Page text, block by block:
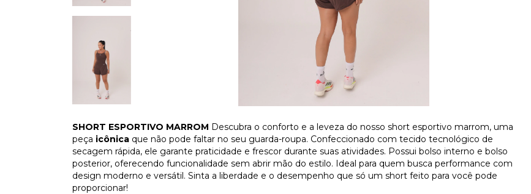
SHORT ESPORTIVO MARROM Descubra o conforto e a leveza do nosso short esportivo marrom, uma
peça icônica que não pode faltar no seu guarda-roupa. Confeccionado com tecido tecnológico de
secagem rápida, ele garante praticidade e frescor durante suas atividades. Possui bolso interno e bolso
posterior, oferecendo funcionalidade sem abrir mão do estilo. Ideal para quem busca performance com
design moderno e versátil. Sinta a liberdade e o desempenho que só um short feito para você pode
proporcionar!